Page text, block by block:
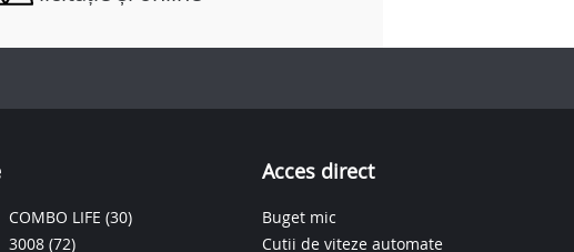
COMBO LIFE (30)
3008 (72)
Acces direct
Buget mic
Cutii de viteze automate